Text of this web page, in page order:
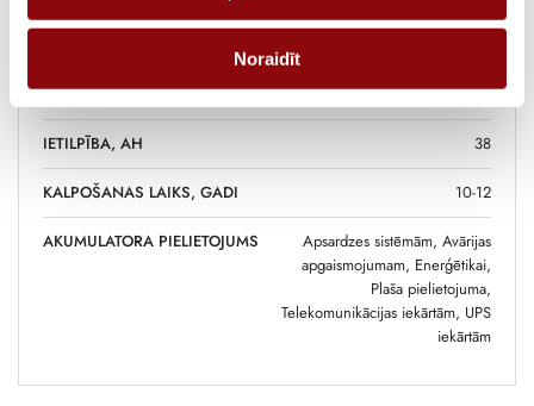
Noraidīt
AKUMULATORA TIPS AGM
IETILPĪBA, AH 38
KALPOŠANAS LAIKS, GADI 10-12
AKUMULATORA PIELIETOJUMS
Apsardzes sistēmām, Avārijas
apgaismojumam, Enerģētikai,
Plaša pielietojuma,
Telekomunikācijas iekārtām, UPS
iekārtām